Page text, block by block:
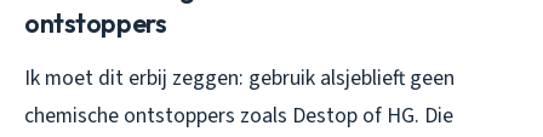
ontstoppers
Ik moet dit erbij zeggen: gebruik alsjeblieft geen
chemische ontstoppers zoals Destop of HG. Die